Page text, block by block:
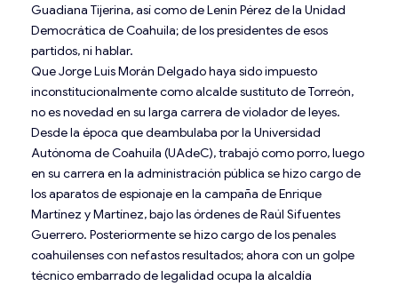
Guadiana Tijerina, así como de Lenin Pérez de la Unidad
Democrática de Coahuila; de los presidentes de esos
partidos, ni hablar.
Que Jorge Luis Morán Delgado haya sido impuesto
inconstitucionalmente como alcalde sustituto de Torreón,
no es novedad en su larga carrera de violador de leyes.
Desde la época que deambulaba por la Universidad
Autónoma de Coahuila (UAdeC), trabajó como porro, luego
en su carrera en la administración pública se hizo cargo de
los aparatos de espionaje en la campaña de Enrique
Martínez y Martínez, bajo las órdenes de Raúl Sifuentes
Guerrero. Posteriormente se hizo cargo de los penales
coahuilenses con nefastos resultados; ahora con un golpe
técnico embarrado de legalidad ocupa la alcaldía